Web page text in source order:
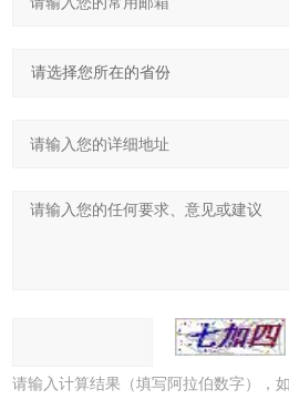
请输入计算结果（填写阿拉伯数字），